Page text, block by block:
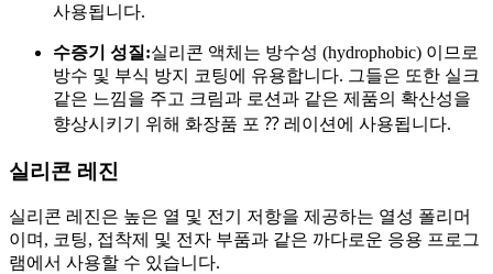
사용됩니다.
수증기 성질:실리콘 액체는 방수성 (hydrophobic) 이므로
방수 및 부식 방지 코팅에 유용합니다. 그들은 또한 실크
같은 느낌을 주고 크림과 로션과 같은 제품의 확산성을
향상시키기 위해 화장품 포 ⁇ 레이션에 사용됩니다.
실리콘 레진
실리콘 레진은 높은 열 및 전기 저항을 제공하는 열성 폴리머
이며, 코팅, 접착제 및 전자 부품과 같은 까다로운 응용 프로그
램에서 사용할 수 있습니다.